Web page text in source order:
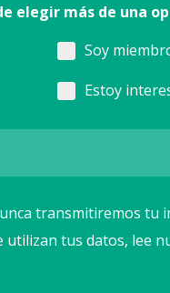
elegir más de una
Soy
Estoy
transmitiremos tu
utilizan tus datos, lee